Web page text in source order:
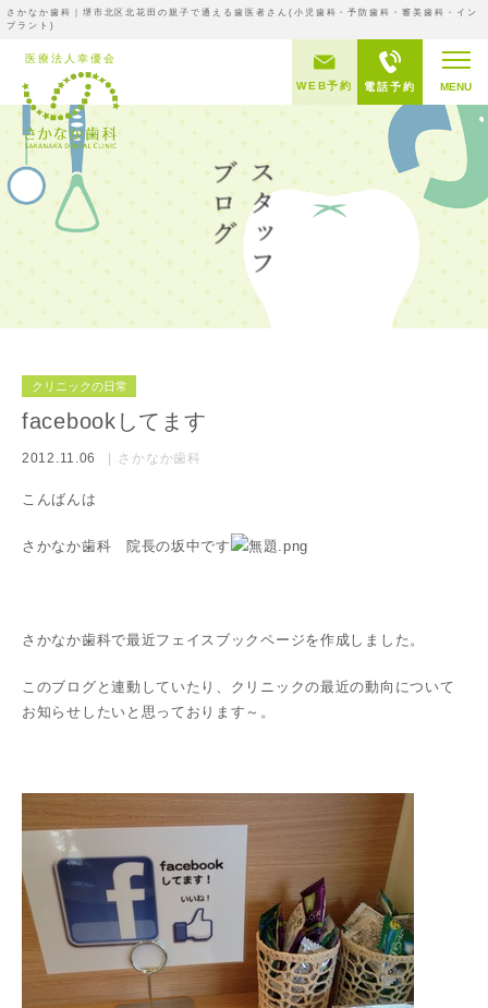
さかなか歯科｜堺市北区北花田の親子で通える歯医者さん(小児歯科・予防歯科・審美歯科・イン
プラント)
MENU
電話予約
WEB予約
クリニックの日常
facebookしてます
2012.11.06 さかなか歯科
こんばんは
さかなか歯科 院長の坂中です
さかなか歯科で最近フェイスブックページを作成しました。
このブログと連動していたり、クリニックの最近の動向について
お知らせしたいと思っております～。